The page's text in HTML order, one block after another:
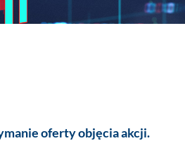
oferty objęcia akcji.